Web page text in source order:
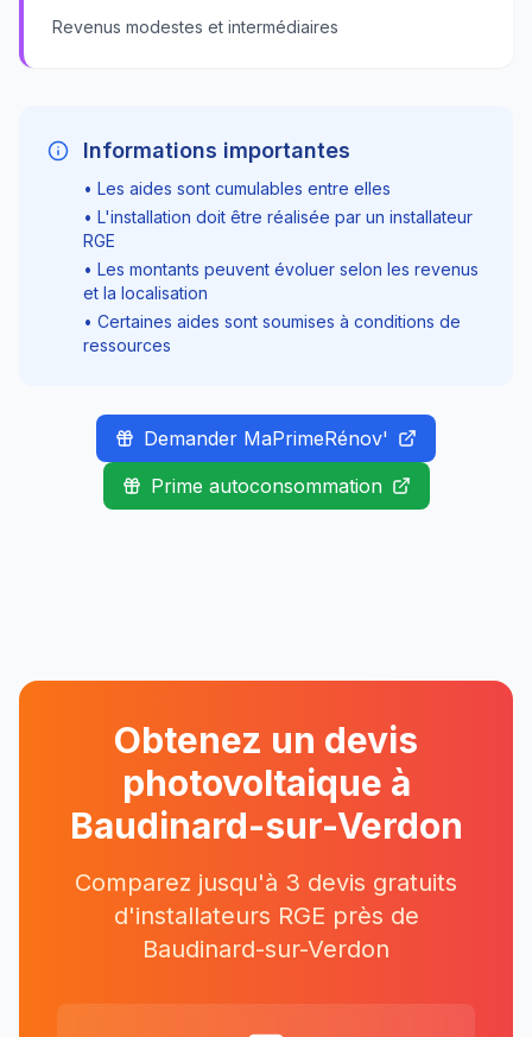
Revenus modestes et intermédiaires
Informations importantes
• Les aides sont cumulables entre elles
• L'installation doit être réalisée par un installateur
RGE
• Les montants peuvent évoluer selon les revenus
et la localisation
• Certaines aides sont soumises à conditions de
ressources
Demander MaPrimeRénov'
Prime autoconsommation
Obtenez un devis
photovoltaique à
Baudinard-sur-Verdon
Comparez jusqu'à 3 devis gratuits
d'installateurs RGE près de
Baudinard-sur-Verdon